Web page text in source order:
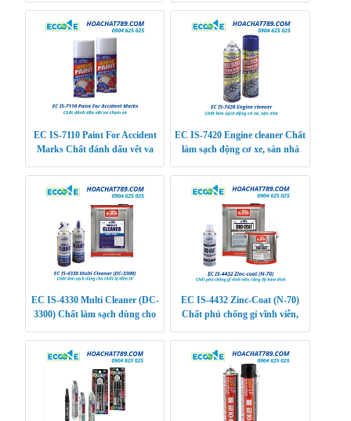
EC IS-7110 Paint For Accident
Marks Chất đánh dấu vết va
EC IS-7420 Engine cleaner Chất
làm sạch động cơ xe, sàn nhà
EC IS-4330 Multi Cleaner (DC-
3300) Chất làm sạch dùng cho
EC IS-4432 Zinc-Coat (N-70)
Chất phủ chống gỉ vĩnh viễn,